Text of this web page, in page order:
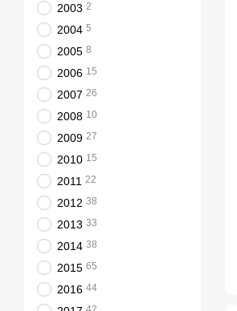
2003 2
2004 5
2005 8
2006 15
2007 26
2008 10
2009 27
2010 15
2011 22
2012 38
2013 33
2014 38
2015 65
2016 44